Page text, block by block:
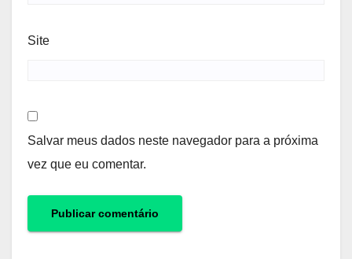
Site
Salvar meus dados neste navegador para a próxima
vez que eu comentar.